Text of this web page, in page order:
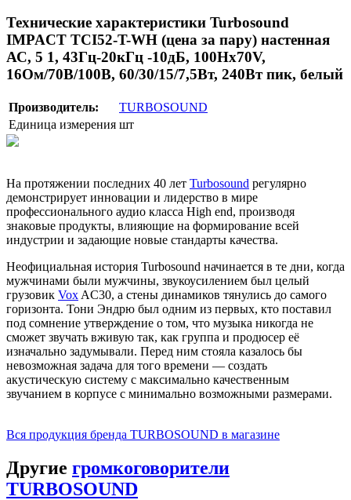
Технические характеристики Turbosound
IMPACT TCI52-T-WH (цена за пару) настенная
АС, 5 1, 43Гц-20кГц -10дБ, 100Hx70V,
16Ом/70В/100В, 60/30/15/7,5Вт, 240Вт пик, белый
Производитель:
TURBOSOUND
Единица измерения шт
На протяжении последних 40 лет Turbosound регулярно
демонстрирует инновации и лидерство в мире
профессионального аудио класса High end, производя
знаковые продукты, влияющие на формирование всей
индустрии и задающие новые стандарты качества.
Неофициальная история Turbosound начинается в те дни, когда
мужчинами были мужчины, звукоусилением был целый
грузовик Vox AC30, а стены динамиков тянулись до самого
горизонта. Тони Эндрю был одним из первых, кто поставил
под сомнение утверждение о том, что музыка никогда не
сможет звучать вживую так, как группа и продюсер её
изначально задумывали. Перед ним стояла казалось бы
невозможная задача для того времени — создать
акустическую систему с максимально качественным
звучанием в корпусе с минимально возможными размерами.
Вся продукция бренда TURBOSOUND в магазине
Другие громкоговорители
TURBOSOUND